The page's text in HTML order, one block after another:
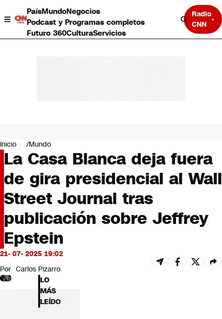
PaísMundoNegocios
Podcast y Programas completos
Futuro 360CulturaServicios
Radio
CNN
Negocios
Deportes
Programas completos
Cultura
Servicios
Bits
CNN tiempo
Futuro 360
Opinión
Inicio Mundo
La Casa Blanca deja fuera
de gira presidencial al Wall
Street Journal tras
publicación sobre Jeffrey
Epstein
21- 07- 2025 19:02
Por Carlos Pizarro
LO
MÁS
LEÍDO